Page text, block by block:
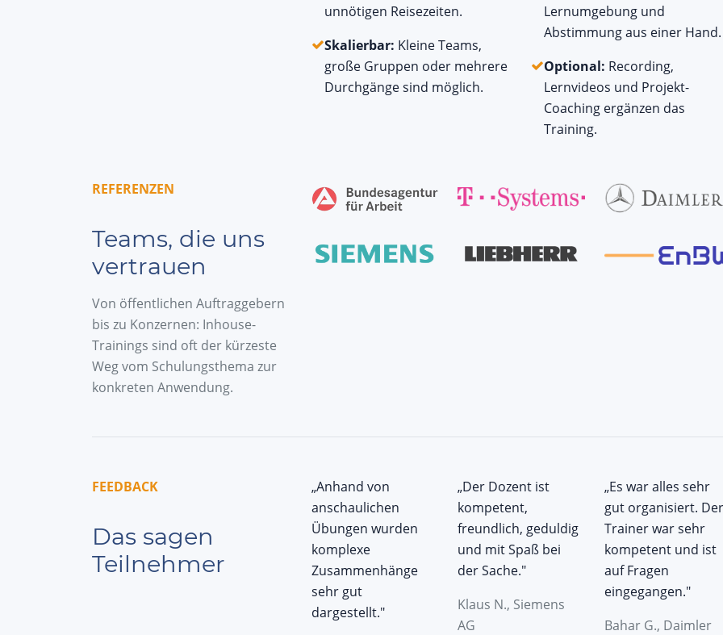
unnötigen Reisezeiten.
Skalierbar: Kleine Teams,
große Gruppen oder mehrere
Durchgänge sind möglich.
Lernumgebung und
Abstimmung aus einer Hand.
Optional: Recording,
Lernvideos und Projekt-
Coaching ergänzen das
Training.
REFERENZEN
Teams, die uns
vertrauen
Von öffentlichen Auftraggebern
bis zu Konzernen: Inhouse-
Trainings sind oft der kürzeste
Weg vom Schulungsthema zur
konkreten Anwendung.
FEEDBACK
Das sagen
Teilnehmer
„Anhand von
anschaulichen
Übungen wurden
komplexe
Zusammenhänge
sehr gut
dargestellt."
„Der Dozent ist
kompetent,
freundlich, geduldig
und mit Spaß bei
der Sache."
Klaus N., Siemens
AG
„Es war alles sehr
gut organisiert. Der
Trainer war sehr
kompetent und ist
auf Fragen
eingegangen."
Bahar G., Daimler